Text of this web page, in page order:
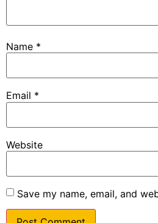
Name *
Email *
Website
Save my name, email, and